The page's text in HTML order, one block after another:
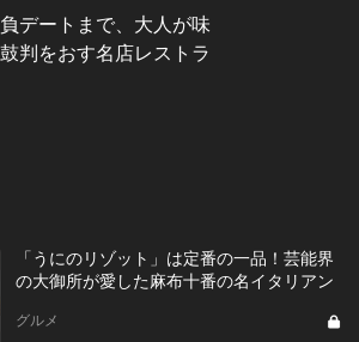
デートまで、大人が味
判をおす名店レストラ
「うにのリゾット」は定番の一品！芸能界
の大御所が愛した麻布十番の名イタリアン
グルメ